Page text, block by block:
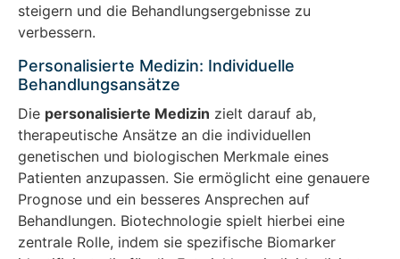
steigern und die Behandlungsergebnisse zu
verbessern.
Personalisierte Medizin: Individuelle
Behandlungsansätze
Die personalisierte Medizin zielt darauf ab,
therapeutische Ansätze an die individuellen
genetischen und biologischen Merkmale eines
Patienten anzupassen. Sie ermöglicht eine genauere
Prognose und ein besseres Ansprechen auf
Behandlungen. Biotechnologie spielt hierbei eine
zentrale Rolle, indem sie spezifische Biomarker